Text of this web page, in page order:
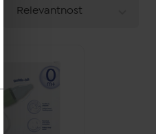
Relevantnost